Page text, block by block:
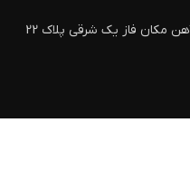
مکان فاز یک شرقی پلاک 22